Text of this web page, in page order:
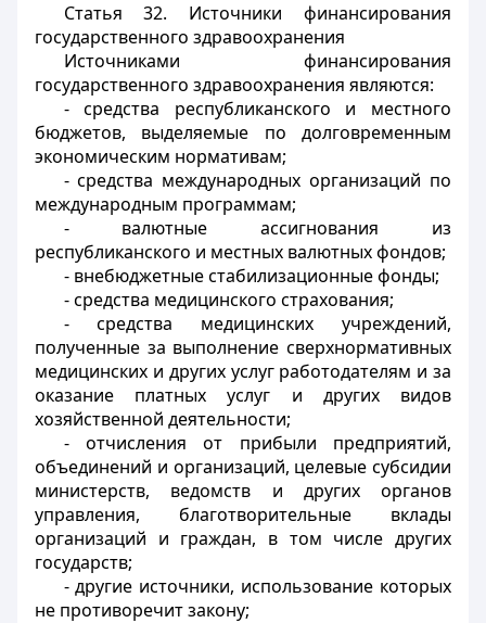
Статья 32. Источники финансирования
государственного здравоохранения
Источниками финансирования
государственного здравоохранения являются:
- средства республиканского и местного
бюджетов, выделяемые по долговременным
экономическим нормативам;
- средства международных организаций по
международным программам;
- валютные ассигнования из
республиканского и местных валютных фондов;
- внебюджетные стабилизационные фонды;
- средства медицинского страхования;
- средства медицинских учреждений,
полученные за выполнение сверхнормативных
медицинских и других услуг работодателям и за
оказание платных услуг и других видов
хозяйственной деятельности;
- отчисления от прибыли предприятий,
объединений и организаций, целевые субсидии
министерств, ведомств и других органов
управления, благотворительные вклады
организаций и граждан, в том числе других
государств;
- другие источники, использование которых
не противоречит закону;